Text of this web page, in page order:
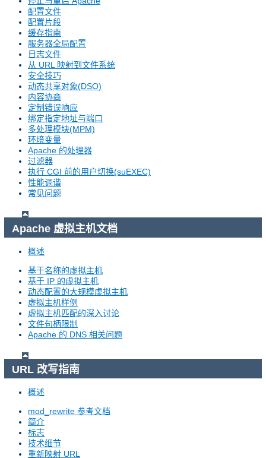
配置文件
配置片段
缓存指南
服务器全局配置
日志文件
从 URL 映射到文件系统
安全技巧
动态共享对象(DSO)
内容协商
定制错误响应
绑定指定地址与端口
多处理模块(MPM)
环境变量
Apache 的处理器
过滤器
执行 CGI 前的用户切换(suEXEC)
性能调谐
常见问题
Apache 虚拟主机文档
概述
基于名称的虚拟主机
基于 IP 的虚拟主机
动态配置的大规模虚拟主机
虚拟主机样例
虚拟主机匹配的深入讨论
文件句柄限制
Apache 的 DNS 相关问题
URL 改写指南
概述
mod_rewrite 参考文档
简介
标志
技术细节
重新映射 URL